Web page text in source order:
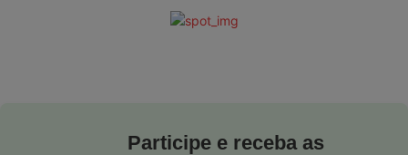
Participe e receba as